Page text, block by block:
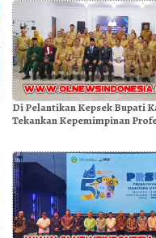
Di Pelantikan Kepsek Bupati
Tekankan Kepemimpinan